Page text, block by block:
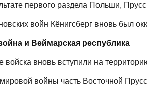
первого раздела Польши,
войн Кёнигсберг вновь был
и Веймарская республика
войска вновь вступили на
войны часть Восточной